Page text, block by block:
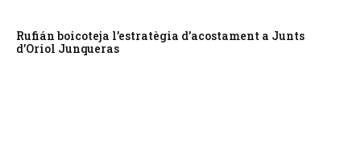
Rufián boicoteja l’estratègia d’acostament a Junts
d’Oriol Junqueras